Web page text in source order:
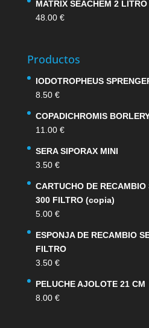
MATRIX SEACHEM 2 LITRO
48.00 €
Productos
IODOTROPHEUS
8.50 €
COPADICHROMIS
11.00 €
SERA SIPORAX MINI
3.50 €
CARTUCHO DE RECAMBIO
300 FILTRO (copia)
5.00 €
ESPONJA DE RECAMBIO
FILTRO
3.50 €
PELUCHE AJOLOTE 21 CM
8.00 €